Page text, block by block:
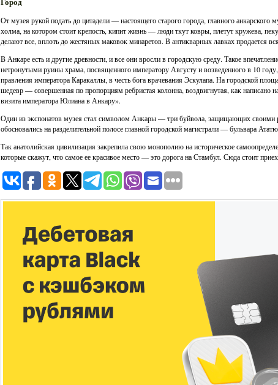
От музея рукой подать до цитадели — настоящего старого города, главного
холма, на котором стоит крепость, кипит жизнь — люди ткут ковры, плетут кружева,
делают все, вплоть до жестяных маковок минаретов. В антикварных лавках продается
В Анкаре есть и другие древности, и все они вросли в городскую среду. Такое
нетронутыми руины храма, посвященного императору Августу и возведенного в 10
правления императора Каракаллы, в честь бога врачевания Эскулапа. На городской
шедевр — совершенная по пропорциям ребристая колонна, воздвигнутая, как написано
визита императора Юлиана в Анкару».
Один из экспонатов музея стал символом Анкары — три буйвола, защищающих своими
обосновались на разделительной полосе главной городской магистрали — бульвара
Так анатолийская цивилизация закрепила свою монополию на историческое
которые скажут, что самое ее красивое место — это дорога на Стамбул. Сюда стоит